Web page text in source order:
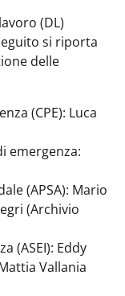
(DL)
si riporta
delle
(CPE): Luca
emergenza:
(APSA): Mario
(Archivio
(ASEI): Eddy
Vallania